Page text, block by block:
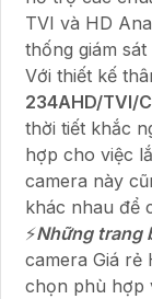
TVI và HD
thống giám
Với thiết kế
234AHD/TVI/
thời tiết khắc
hợp cho việc
camera này
khác nhau để
️⚡Những trang
camera Giá rẻ
chọn phù hợp